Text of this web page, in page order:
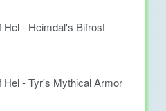
Hel - Heimdal's Bifrost
Hel - Tyr's Mythical Armor